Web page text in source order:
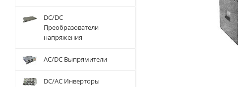
DC/DC
Преобразователи
напряжения
AC/DC Выпрямители
DC/AC Инверторы